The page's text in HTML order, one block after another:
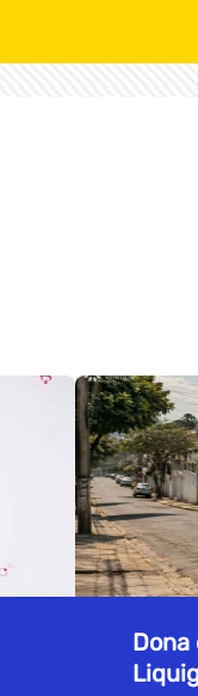
Dona